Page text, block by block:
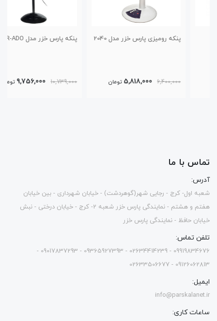
پنکه رومیزی پارس خزر مدل 2040
5,818,000 تومان
پنکه پارس خزر مدل FSR-ADO
10,739,000
9,756,000 تومان
تماس با ما
آدرس:
شعبه اول- کرج - رجایی شهر(گوهردشت) - خیابان شهرداری - بین خیابان
هفتم و هشتم - نمایندگی پارس خزر شعبه 2- کرج - خیابان درختی - نبش
خیابان حافظ - نمایندگی پارس خزر
تلفن تماس:
09919834676 - 02634414239 - 09365927393 - 09017837293 -
09126062813 - 02633506677
ایمیل:
info@parskalanet.ir
ساعات کاری: